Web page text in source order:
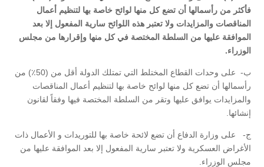
فأكثر من رأسمالها أن تضع كل منها لوائح خاصة بها لتنظيم أعمال
المناقصات والمزايدات ولا تعتبر هذه اللوائح سارية المفعول إلا بعد
الموافقة عليها من السلطة المختصة في كل منها وإقرارها من مجلس
الوزراء.
‌ب- على وحدات القطاع المختلط التي تمتلك الدولة أقل من (50٪) من
رأسمالها أن تضع كل منها لوائح خاصة بها لتنظيم أعمال المناقصات
والمزايدات يوافق عليها وتقر من السلطة المختصة فيها وفقاً لقانون
إنشائها.
‌ج- على وزارة الدفاع أن تضع لائحة خاصة بها للتوريدات و الأعمال ذات
الأغراض العسكرية ولا تعتبر سارية المفعول إلا بعد الموافقة عليها من
مجلس الوزراء.